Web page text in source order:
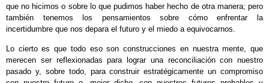
que no hicimos o sobre lo que pudimos haber hecho de otra manera; pero
también tenemos los pensamientos sobre cómo enfrentar la
incertidumbre que nos depara el futuro y el miedo a equivocarnos.
Lo cierto es que todo eso son construcciones en nuestra mente, que
merecen ser reflexionadas para lograr una reconciliación con nuestro
pasado y, sobre todo, para construir estratégicamente un compromiso